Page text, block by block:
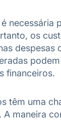
os
despesas
financeiros.
têm uma
A maneira